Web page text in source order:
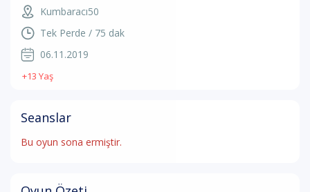
Kumbaracı50
Tek Perde / 75 dak
06.11.2019
+13 Yaş
Seanslar
Bu oyun sona ermiştir.